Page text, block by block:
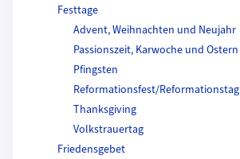
Festtage
Advent, Weihnachten und Neujahr
Passionszeit, Karwoche und Ostern
Pfingsten
Reformationsfest/Reformationstag
Thanksgiving
Volkstrauertag
Friedensgebet